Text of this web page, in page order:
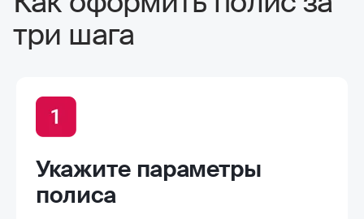
простой и быстрый, без проволочек, как
раз до следующих соревнований и
успели, конечно, от травм не убережет,
качественное
три шага
Укажите параметры
полиса